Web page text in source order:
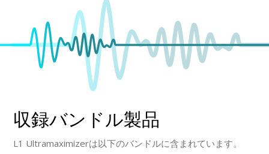
収録バンドル製品
L1 Ultramaximizerは以下のバンドルに含まれています。